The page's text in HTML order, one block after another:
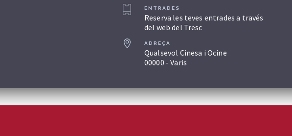
ENTRADES
Reserva les teves entrades a través
del web del Tresc
ADREÇA
Qualsevol Cinesa i Ocine
00000 - Varis